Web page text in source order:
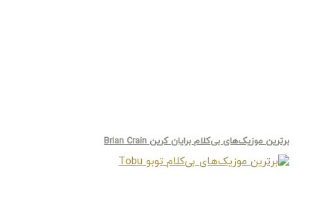
برترین موزیک‌های بی‌کلام برایان کرین Brian Crain